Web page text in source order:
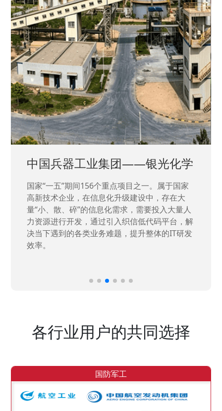
中国兵器工业集团——银光化学
国家“一五”期间156个重点项目之一。属于国家
高新技术企业，在信息化升级建设中，存在大
量“小、散、碎”的信息化需求，需要投入大量人
力资源进行开发，通过引入织信低代码平台，解
决当下遇到的各类业务难题，提升整体的IT研发
效率。
各行业用户的共同选择
国防军工